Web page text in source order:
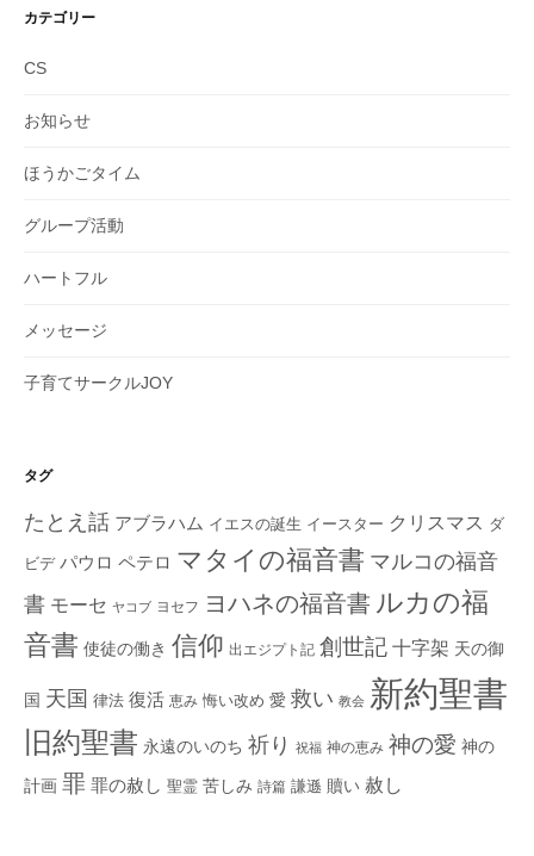
イ
カテゴリー
CS
お知らせ
ほうかごタイム
グループ活動
ハートフル
メッセージ
子育てサークルJOY
タグ
たとえ話 アブラハム イエスの誕生 イースター クリスマス ダ
ビデ パウロ ペテロ マタイの福音書 マルコの福音
書 モーセ ヤコブ ヨセフ ヨハネの福音書 ルカの福
音書 使徒の働き 信仰 出エジプト記 創世記 十字架 天の御
国 天国 律法 復活 恵み 悔い改め 愛 救い 教会 新約聖書
旧約聖書 永遠のいのち 祈り 祝福 神の恵み 神の愛 神の
計画 罪 罪の赦し 聖霊 苦しみ 詩篇 謙遜 贖い 赦し